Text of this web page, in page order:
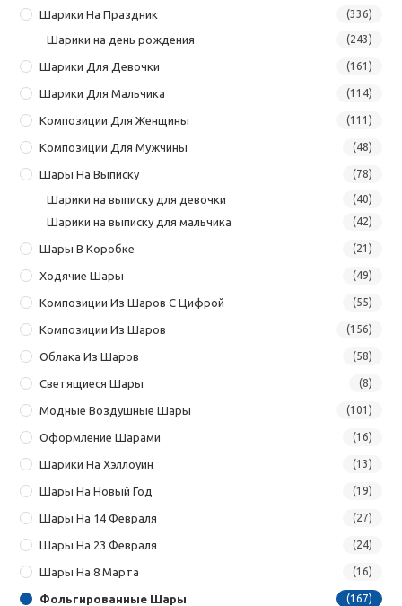
Шарики На Праздник (336)
Шарики на день рождения (243)
Шарики Для Девочки (161)
Шарики Для Мальчика (114)
Композиции Для Женщины (111)
Композиции Для Мужчины (48)
Шары На Выписку (78)
Шарики на выписку для девочки (40)
Шарики на выписку для мальчика (42)
Шары В Коробке (21)
Ходячие Шары (49)
Композиции Из Шаров С Цифрой (55)
Композиции Из Шаров (156)
Облака Из Шаров (58)
Светящиеся Шары (8)
Модные Воздушные Шары (101)
Оформление Шарами (16)
Шарики На Хэллоуин (13)
Шары На Новый Год (19)
Шары На 14 Февраля (27)
Шары На 23 Февраля (24)
Шары На 8 Марта (16)
Фольгированные Шары (167)